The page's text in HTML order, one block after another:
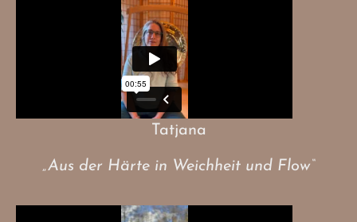
Tatjana
„Aus der Härte in Weichheit und Flow“